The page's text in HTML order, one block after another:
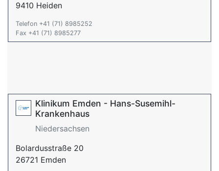
9410 Heiden
Telefon +41 (71) 8985252
Fax +41 (71) 8985277
Klinikum Emden - Hans-Susemihl-
Krankenhaus
Niedersachsen
Bolardusstraße 20
26721 Emden